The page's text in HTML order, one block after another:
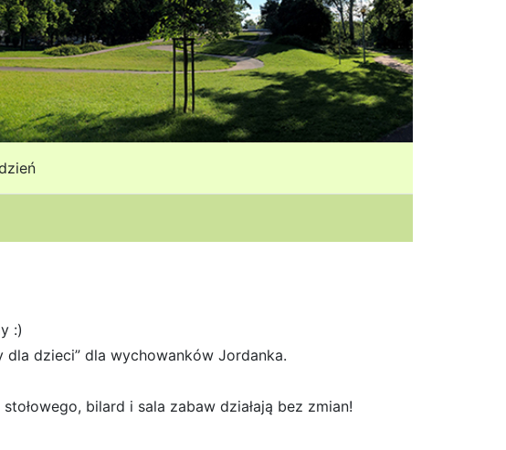
:)
dla dzieci” dla wychowanków Jordanka.
bilard i sala zabaw działają bez zmian!